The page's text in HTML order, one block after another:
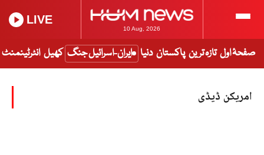
10 Aug, 2026
LIVE
صفحۂ اول تازہ ترین پاکستان دنیا ایران-اسرائیل جنگ کھیل انٹرٹینمنٹ
امریکن ڈیڈی